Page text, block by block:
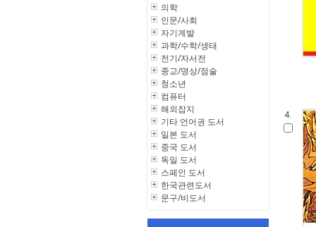
의학
인문/사회
자기계발
과학/수학/생태
전기/자서전
종교/명상/점술
청소년
컴퓨터
해외잡지
기타 언어권 도서
일본 도서
중국 도서
독일 도서
스페인 도서
한국관련도서
문구/비도서
4.